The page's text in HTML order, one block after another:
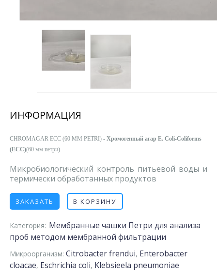
ИНФОРМАЦИЯ
CHROMAGAR ECC (60 MM PETRI) - Хромогенный агар E. Coli-Coliforms
(ECC)(60 мм петри)
Микробиологический контроль питьевой воды и
термически обработанных продуктов
ЗАКАЗАТЬ В КОРЗИНУ
Категория: Мембранные чашки Петри для анализа
проб методом мембранной фильтрации
Микроорганизм: Citrobacter frendui, Enterobacter
cloacae, Eschrichia coli, Klebsieela pneumoniae